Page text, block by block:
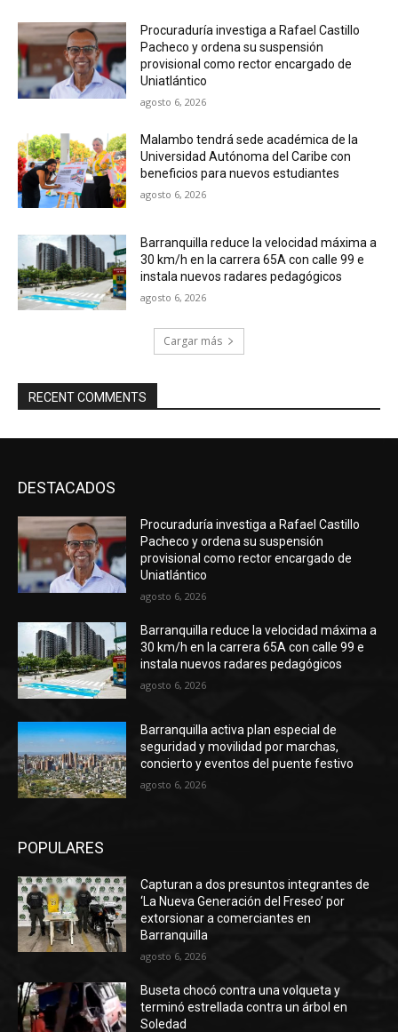
Procuraduría investiga a Rafael Castillo
Pacheco y ordena su suspensión
provisional como rector encargado de
Uniatlántico
agosto 6, 2026
Malambo tendrá sede académica de la
Universidad Autónoma del Caribe con
beneficios para nuevos estudiantes
agosto 6, 2026
Barranquilla reduce la velocidad máxima a
30 km/h en la carrera 65A con calle 99 e
instala nuevos radares pedagógicos
agosto 6, 2026
Cargar más
RECENT COMMENTS
DESTACADOS
Procuraduría investiga a Rafael Castillo
Pacheco y ordena su suspensión
provisional como rector encargado de
Uniatlántico
agosto 6, 2026
Barranquilla reduce la velocidad máxima a
30 km/h en la carrera 65A con calle 99 e
instala nuevos radares pedagógicos
agosto 6, 2026
Barranquilla activa plan especial de
seguridad y movilidad por marchas,
concierto y eventos del puente festivo
agosto 6, 2026
POPULARES
Capturan a dos presuntos integrantes de
‘La Nueva Generación del Freseo’ por
extorsionar a comerciantes en
Barranquilla
agosto 6, 2026
Buseta chocó contra una volqueta y
terminó estrellada contra un árbol en
Soledad